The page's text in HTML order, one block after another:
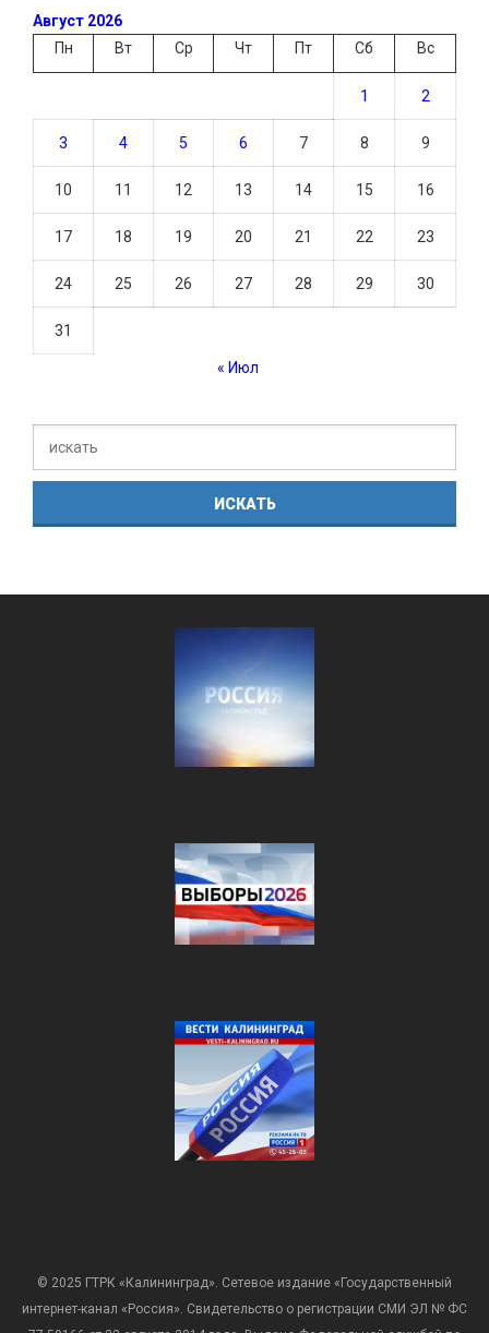
Август 2026
Пн
Вт Ср Чт Пт Сб Вс
1 2
3 4 5 6 7 8 9
10 11 12 13 14 15 16
17 18 19 20 21 22 23
24 25 26 27 28 29 30
31
« Июл
© 2025 ГТРК «Калининград». Сетевое издание «Государственный
интернет-канал «Россия». Свидетельство о регистрации СМИ ЭЛ № ФС